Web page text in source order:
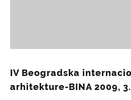
IV Beogradska
arhitekture-BINA 2009,